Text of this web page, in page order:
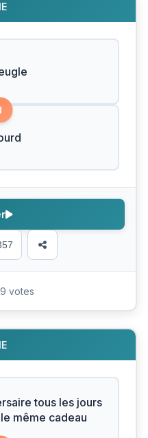
votes
tous les jours
même cadeau